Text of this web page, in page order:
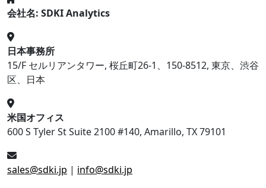
会社名: SDKI Analytics
日本事務所
15/F セルリアンタワー, 桜丘町26-1、150-8512, 東京、渋谷
区、日本
米国オフィス
600 S Tyler St Suite 2100 #140, Amarillo, TX 79101
sales@sdki.jp | info@sdki.jp